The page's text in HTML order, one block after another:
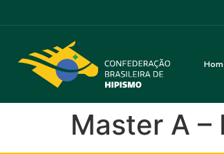
Master A –